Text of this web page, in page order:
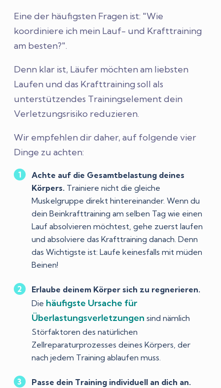
Eine der häufigsten Fragen ist: "Wie
koordiniere ich mein Lauf- und Krafttraining
am besten?".
Denn klar ist, Läufer möchten am liebsten
Laufen und das Krafttraining soll als
unterstützendes Trainingselement dein
Verletzungsrisiko reduzieren.
Wir empfehlen dir daher, auf folgende vier
Dinge zu achten:
Achte auf die Gesamtbelastung deines
Körpers. Trainiere nicht die gleiche
Muskelgruppe direkt hintereinander. Wenn du
dein Beinkrafttraining am selben Tag wie einen
Lauf absolvieren möchtest, gehe zuerst laufen
und absolviere das Krafttraining danach. Denn
das Wichtigste ist: Laufe keinesfalls mit müden
Beinen!
Erlaube deinem Körper sich zu regnerieren.
Die häufigste Ursache für
Überlastungsverletzungen sind nämlich
Störfaktoren des natürlichen
Zellreparaturprozesses deines Körpers, der
nach jedem Training ablaufen muss.
Passe dein Training individuell an dich an.